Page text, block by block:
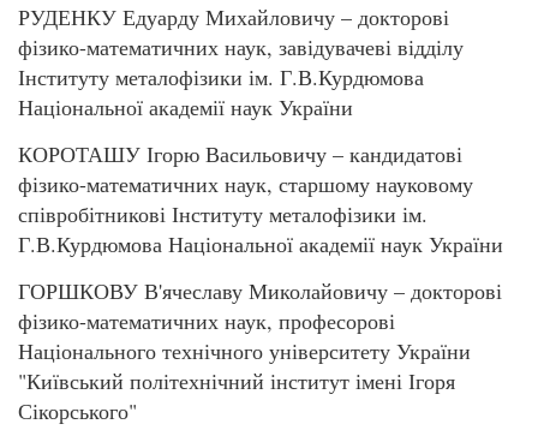
РУДЕНКУ Едуарду Михайловичу – докторові
фізико-математичних наук, завідувачеві відділу
Інституту металофізики ім. Г.В.Курдюмова
Національної академії наук України
КОРОТАШУ Ігорю Васильовичу – кандидатові
фізико-математичних наук, старшому науковому
співробітникові Інституту металофізики ім.
Г.В.Курдюмова Національної академії наук України
ГОРШКОВУ В'ячеславу Миколайовичу – докторові
фізико-­математичних наук, професорові
Національного технічного університету України
"Київський політехнічний інститут імені Ігоря
Сікорського"